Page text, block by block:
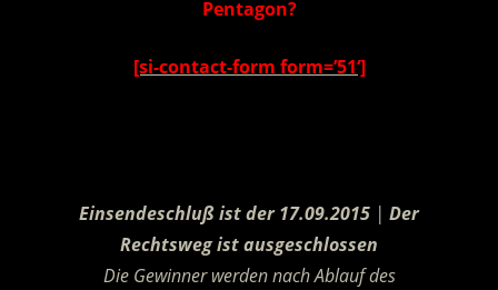
Pentagon?
[si-contact-form form=’51‘]
Einsendeschluß ist der 17.09.2015 | Der
Rechtsweg ist ausgeschlossen
Die Gewinner werden nach Ablauf des